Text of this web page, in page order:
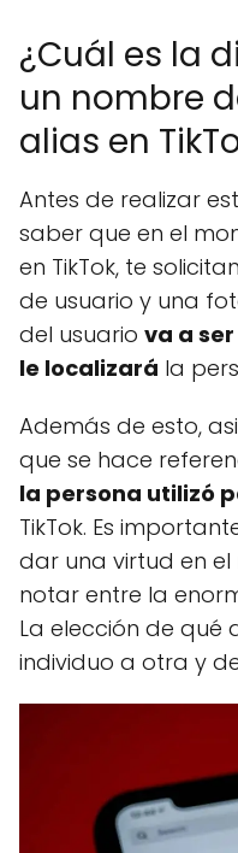
¿Cuál es la
un nombre
alias en
Antes de realizar
saber que en el
en TikTok, te
de usuario y una
del usuario va a
le localizará la
Además de esto,
que se hace
la persona utilizó
TikTok. Es
dar una virtud en
notar entre la
La elección de
individuo a otra y